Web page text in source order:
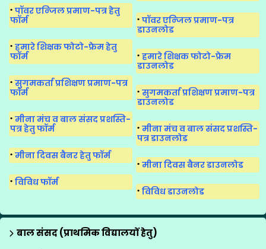
पॉवर एन्जिल प्रमाण-पत्र हेतु
फॉर्म
पॉवर एन्जिल प्रमाण-पत्र
डाउनलोड
हमारे शिक्षक फोटो-फ्रेम हेतु
फॉर्म
हमारे शिक्षक फोटो-फ्रेम
डाउनलोड
सुगमकर्ता प्रशिक्षण प्रमाण-पत्र
फॉर्म
सुगमकर्ता प्रशिक्षण प्रमाण-पत्र
डाउनलोड
मीना मंच व बाल संसद प्रशस्ति-
पत्र हेतु फॉर्म
मीना मंच व बाल संसद प्रशस्ति-
पत्र डाउनलोड
मीना दिवस बैनर हेतु फॉर्म
मीना दिवस बैनर डाउनलोड
विविध फॉर्म
विविध डाउनलोड
बाल संसद (प्राथमिक विद्यालयों हेतु)